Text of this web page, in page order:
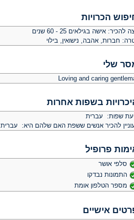
הכרויות
להכיר: אישה בגילאים 25 - 60 שנים
חברות, אהבה, נישואין, בילוי
שלי
Loving and caring
בשפות אחרות
שפות: עברית
להכיר אנשים ששפת האם שלהם היא: עברית
פרופיל
סלפי אושר
התמונות נבדקו
מספר הטלפון אומת
אישיים